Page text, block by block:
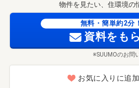
物件を見たい、住環境の
無料・簡単約2分！
資料をも
※SUUMOのお問
お気に入りに追